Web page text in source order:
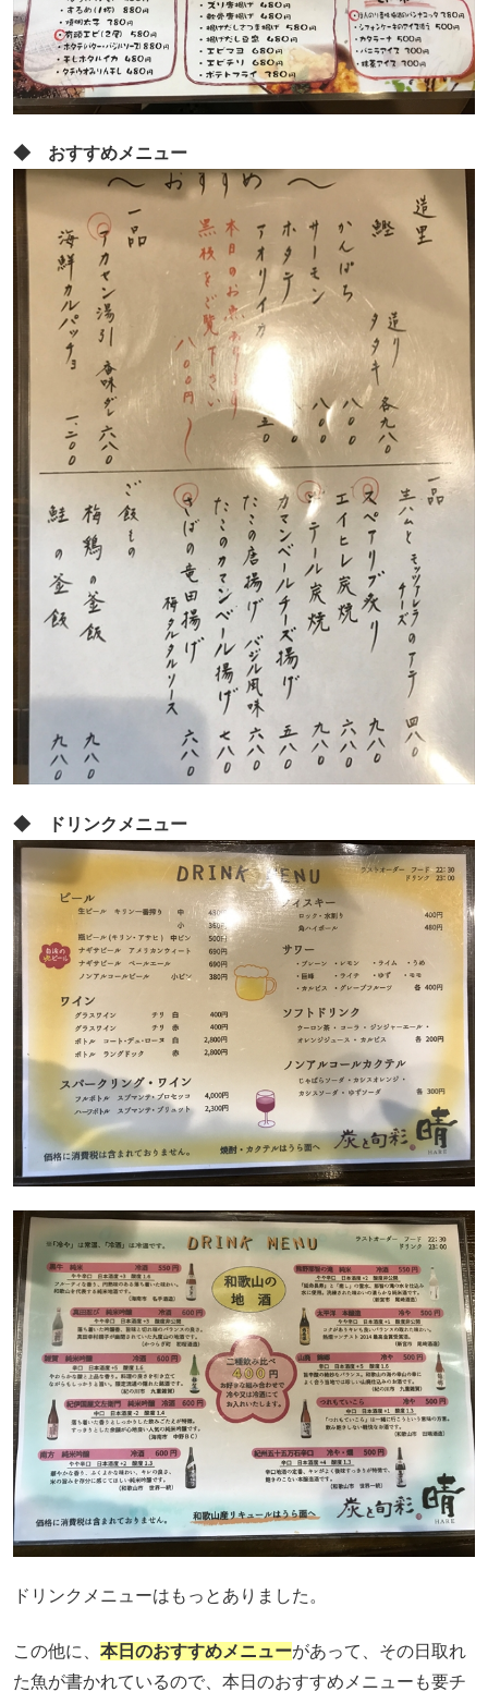
◆ おすすめメニュー
◆ ドリンクメニュー
ドリンクメニューはもっとありました。
この他に、 本日のおすすめメニューがあって、その日取れ
た魚が書かれているので、本日のおすすめメニューも要チ